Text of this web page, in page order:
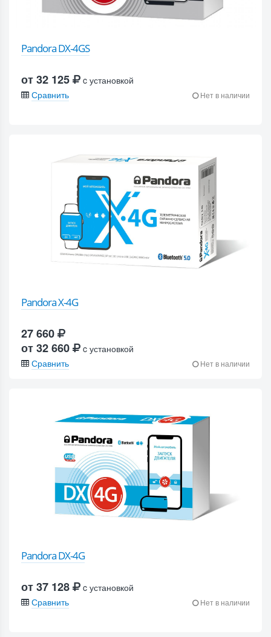
Pandora DX-4GS
от 32 125
c установкой
Сравнить
Нет в наличии
Pandora X-4G
27 660
от 32 660
c установкой
Сравнить
Нет в наличии
Pandora DX-4G
от 37 128
c установкой
Сравнить
Нет в наличии